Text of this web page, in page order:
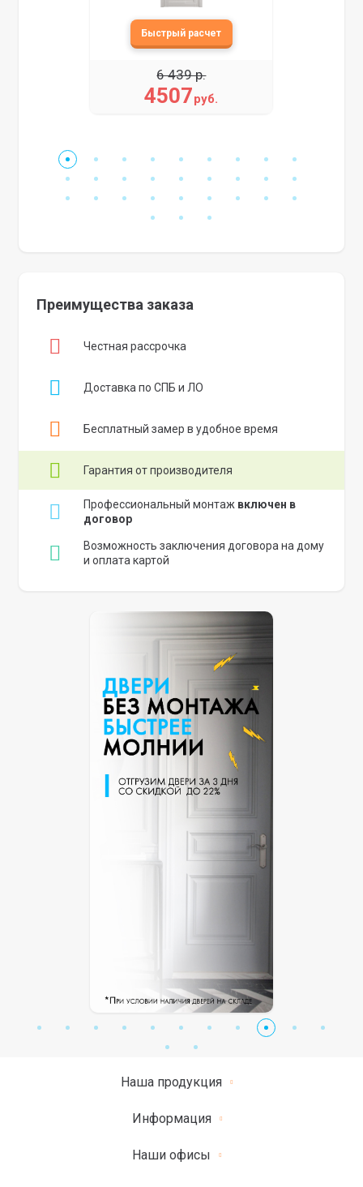
4507руб.
6 439 р.
Преимущества заказа
Честная рассрочка
Доставка по СПБ и ЛО
Бесплатный замер в удобное время
Гарантия от производителя
Профессиональный монтаж включен в
договор
Возможность заключения договора на дому
и оплата картой
Наша продукция
Информация
Наши офисы